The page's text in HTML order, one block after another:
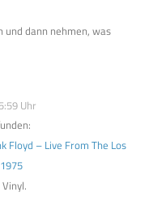
dann nehmen, was
Uhr
Floyd – Live From The Los